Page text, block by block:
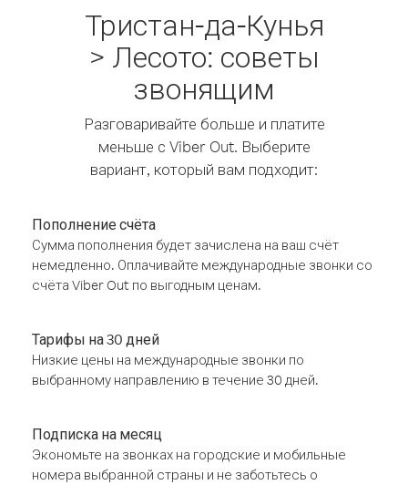
Тристан-да-Кунья
> Лесото: советы
звонящим
Разговаривайте больше и платите
меньше с Viber Out. Выберите
вариант, который вам подходит:
Пополнение счёта
Сумма пополнения будет зачислена на ваш счёт
немедленно. Оплачивайте международные звонки со
счёта Viber Out по выгодным ценам.
Тарифы на 30 дней
Низкие цены на международные звонки по
выбранному направлению в течение 30 дней.
Подписка на месяц
Экономьте на звонках на городские и мобильные
номера выбранной страны и не заботьтесь о